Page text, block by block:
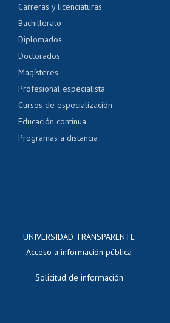
Carreras y licenciaturas
Bachillerato
Diplomados
Doctorados
Magísteres
Profesional especialista
Cursos de especialización
Educación continua
Programas a distancia
UNIVERSIDAD TRANSPARENTE
Acceso a información pública
Solicitud de información